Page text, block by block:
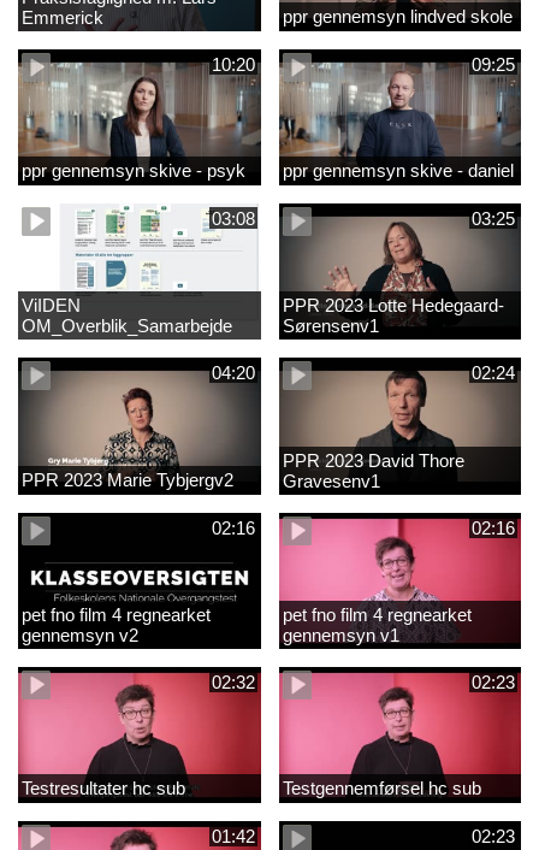
Emmerick
ppr gennemsyn lindved skole
10:20
ppr gennemsyn skive - psyk
09:25
ppr gennemsyn skive - daniel
03:08
ViIDEN
OM_Overblik_Samarbejde
med forældre om sproglig
udvikling og forebyggelse af
læsevanskelighede
03:25
PPR 2023 Lotte Hedegaard-
Sørensenv1
04:20
PPR 2023 Marie Tybjergv2
02:24
PPR 2023 David Thore
Gravesenv1
02:16
pet fno film 4 regnearket
gennemsyn v2
02:16
pet fno film 4 regnearket
gennemsyn v1
02:32
Testresultater hc sub
02:23
Testgennemførsel hc sub
01:42 02:23